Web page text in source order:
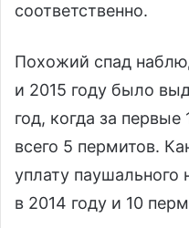
соответственно.
Похожий спад
и 2015 году было
год, когда за первые
всего 5 пермитов.
уплату паушального
в 2014 году и 10